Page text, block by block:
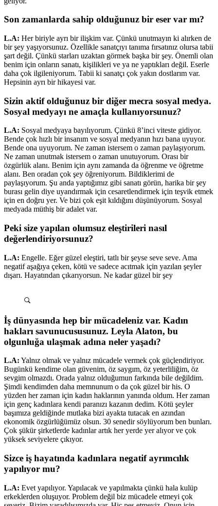
Son zamanlarda sahip olduğunuz bir eser var mı?
L.A: Her biriyle ayrı bir ilişkim var. Çünkü unutmayın ki alırken de
bir şey yaşıyorsunuz. Özellikle sanatçıyı tanıma fırsatınız olursa tabii
şart değil. Çünkü starları uzaktan görmek başka bir şey. Önemli olan
benim için onların sanatı, kişilikleri ve ya ne yaptıkları değil. Eserle
daha çok ilgileniyorum. Tabii ki sanatçı çok yakın dostlarım var.
Hepsinin ayrı bir hikayesi var.
Sizin aktif olduğunuz bir diğer mecra sosyal medya.
Sosyal medyayı ne amaçla kullanıyorsunuz?
L.A: Sosyal medyaya bayılıyorum. Çünkü 8’inci viteste gidiyor.
Bende çok hızlı bir insanım ve sosyal medyanın hızı bana uyuyor.
Bende ona uyuyorum. Ne zaman istersem o zaman paylaşıyorum.
Ne zaman unutmak istersem o zaman unutuyorum. Orası bir
özgürlük alanı. Benim için aynı zamanda da öğrenme ve öğretme
alanı. Ben oradan çok şey öğreniyorum. Bildiklerimi de
paylaşıyorum. Şu anda yaptığımız gibi sanatı görün, harika bir şey
burası gelin diye uyandırmak için cesaretlendirmek için teşvik etmek
için en doğru yer. Ve bizi çok eşit kıldığını düşünüyorum. Sosyal
medyada müthiş bir adalet var.
Peki size yapılan olumsuz eleştirileri nasıl
değerlendiriyorsunuz?
L.A: Engelle. Eğer güzel eleştiri, tatlı bir şeyse seve seve. Ama
negatif aşağıya çeken, kötü ve sadece acıtmak için yazılan şeyler
dışarı. Hayatından çıkarıyorsun. Ne kadar güzel bir şey
İş dünyasında hep bir mücadeleniz var. Kadın
hakları savunucususunuz. Leyla Alaton, bu
olgunluğa ulaşmak adına neler yaşadı?
L.A: Yalnız olmak ve yalnız mücadele vermek çok güçlendiriyor.
Bugünkü kendime olan güvenim, öz saygım, öz yeterliliğim, öz
sevgim olmazdı. Orada yalnız olduğumun farkında bile değildim.
Şimdi kendimden daha memnunum o da çok güzel bir his. O
yüzden her zaman için kadın haklarının yanında oldum. Her zaman
için genç kadınlara kendi paranızı kazanın dedim. Kötü şeyler
başımıza geldiğinde mutlaka bizi ayakta tutacak en azından
ekonomik özgürlüğümüz olsun. 30 senedir söylüyorum ben bunları.
Çok şükür şirketlerde kadınlar artık her yerde yer alıyor ve çok
yüksek seviyelere çıkıyor.
Sizce iş hayatında kadınlara negatif ayrımcılık
yapılıyor mu?
L.A: Evet yapılıyor. Yapılacak ve yapılmakta çünkü hala kulüp
erkeklerden oluşuyor. Problem değil biz mücadele etmeyi çok